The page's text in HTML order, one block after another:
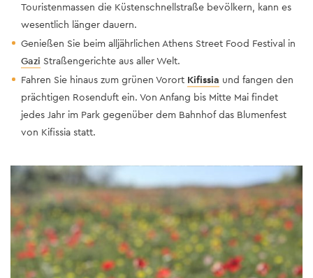
Touristenmassen die Küstenschnellstraße bevölkern, kann es
wesentlich länger dauern.
Genießen Sie beim alljährlichen Athens Street Food Festival in
Gazi Straßengerichte aus aller Welt.
Fahren Sie hinaus zum grünen Vorort Kifissia und fangen den
prächtigen Rosenduft ein. Von Anfang bis Mitte Mai findet
jedes Jahr im Park gegenüber dem Bahnhof das Blumenfest
von Kifissia statt.